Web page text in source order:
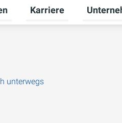
umschalten
Untermenü für
Karriere
unterwegs